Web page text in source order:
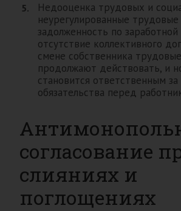
Недооценка трудовых и
неурегулированные
задолженность по заработной
отсутствие коллективного
смене собственника
продолжают действовать, и
становится ответственным за
обязательства перед
согласование
слияниях и
поглощениях